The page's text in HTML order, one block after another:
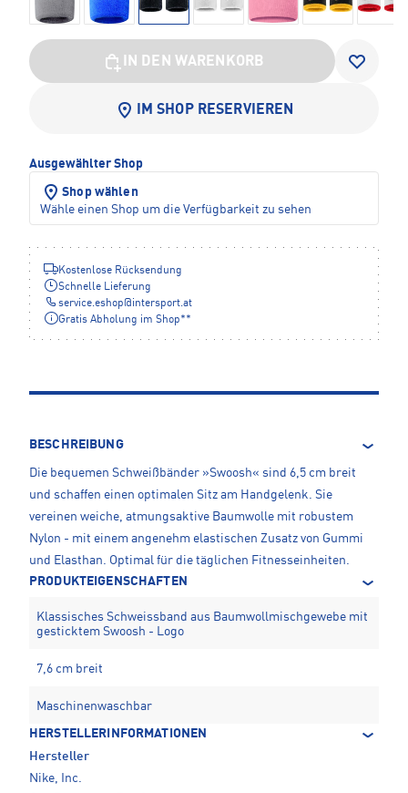
IN DEN WARENKORB
IM SHOP RESERVIEREN
Ausgewählter Shop
Shop wählen
Wähle einen Shop um die Verfügbarkeit zu sehen
Kostenlose Rücksendung
Schnelle Lieferung
service.eshop@ intersport.at
Gratis Abholung im Shop**
BESCHREIBUNG
Die bequemen Schweißbänder »Swoosh« sind 6,5 cm breit
und schaffen einen optimalen Sitz am Handgelenk. Sie
vereinen weiche, atmungsaktive Baumwolle mit robustem
Nylon - mit einem angenehm elastischen Zusatz von Gummi
und Elasthan. Optimal für die täglichen Fitnesseinheiten.
PRODUKTEIGENSCHAFTEN
Klassisches Schweissband aus Baumwollmischgewebe mit
gesticktem Swoosh - Logo
7,6 cm breit
Maschinenwaschbar
HERSTELLERINFORMATIONEN
Hersteller
Nike, Inc.